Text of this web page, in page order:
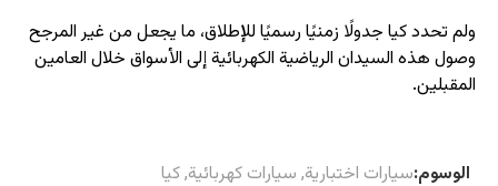
ولم تحدد كيا جدولًا زمنيًا رسميًا للإطلاق، ما يجعل من غير المرجح
وصول هذه السيدان الرياضية الكهربائية إلى الأسواق خلال العامين
المقبلين.
الوسوم:سيارات اختبارية, سيارات كهربائية,كيا